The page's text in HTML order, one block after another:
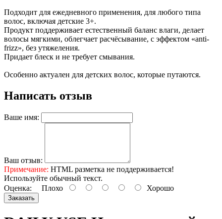
Подходит для ежедневного применения, для любого типа
волос, включая детские 3+.
Продукт поддерживает естественный баланс влаги, делает
волосы мягкими, облегчает расчёсывание, с эффектом «anti-
frizz», без утяжеления.
Придает блеск и не требует смывания.
Особенно актуален для детских волос, которые путаются.
Написать отзыв
Ваше имя:
Ваш отзыв:
Примечание: HTML разметка не поддерживается!
Используйте обычный текст.
Оценка: Плохо Хорошо
Заказать